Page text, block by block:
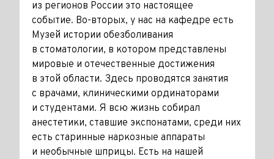
из регионов России это настоящее
событие. Во-вторых, у нас на кафедре есть
Музей истории обезболивания
в стоматологии, в котором представлены
мировые и отечественные достижения
в этой области. Здесь проводятся занятия
с врачами, клиническими ординаторами
и студентами. Я всю жизнь собирал
анестетики, ставшие экспонатами, среди них
есть старинные наркозные аппараты
и необычные шприцы. Есть на нашей